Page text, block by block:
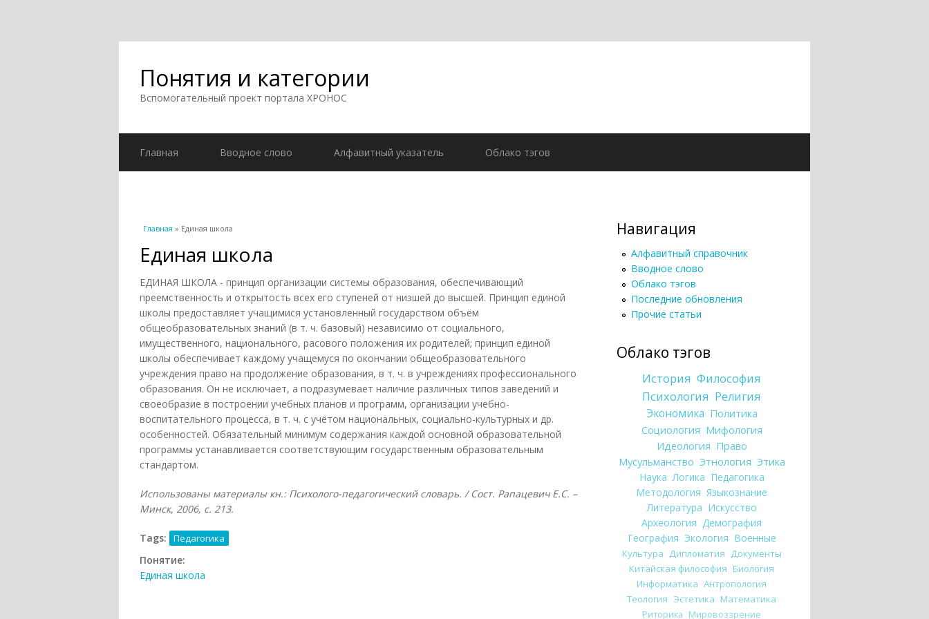
Понятия и категории
Вспомогательный проект портала ХРОНОС
Главная Вводное слово Алфавитный указатель Облако тэгов
Вы здесь
Главная » Единая школа
Единая школа
ЕДИНАЯ ШКОЛА - принцип организации системы образования, обеспечивающий
преемственность и открытость всех его ступеней от низшей до высшей. Принцип единой
школы предоставляет учащимися установленный государством объём
общеобразовательных знаний (в т. ч. базовый) независимо от социального,
имущественного, национального, расового положения их родителей; принцип единой
школы обеспечивает каждому учащемуся по окончании общеобразовательного
учреждения право на продолжение образования, в т. ч. в учреждениях профессионального
образования. Он не исключает, а подразумевает наличие различных типов заведений и
своеобразие в построении учебных планов и программ, организации учебно-
воспитательного процесса, в т. ч. с учётом национальных, социально-культурных и др.
особенностей. Обязательный минимум содержания каждой основной образовательной
программы устанавливается соответствующим государственным образовательным
стандартом.
Использованы материалы кн.: Психолого-педагогический словарь. / Сост. Рапацевич Е.С. –
Минск, 2006, с. 213.
Tags: Педагогика
Понятие:
Единая школа
Навигация
Алфавитный справочник
Вводное слово
Облако тэгов
Последние обновления
Прочие статьи
Облако тэгов
История Философия
Психология Религия
Экономика Политика
Социология Мифология
Идеология Право
Мусульманство Этнология Этика
Наука Логика Педагогика
Методология Языкознание
Литература Искусство
Археология Демография
География Экология Военные
Культура Дипломатия Документы
Китайская философия Биология
Информатика Антропология
Теология Эстетика Математика
Риторика Мировоззрение